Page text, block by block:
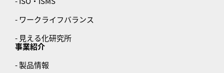
- ワークライフバランス
- 見える化研究所
事業紹介
- 製品情報